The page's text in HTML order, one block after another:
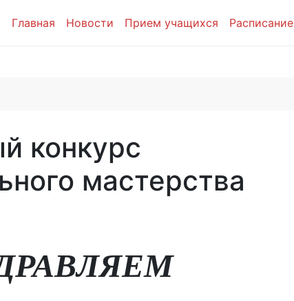
Главная Новости Прием учащихся Расписание
конкурс
мастерства